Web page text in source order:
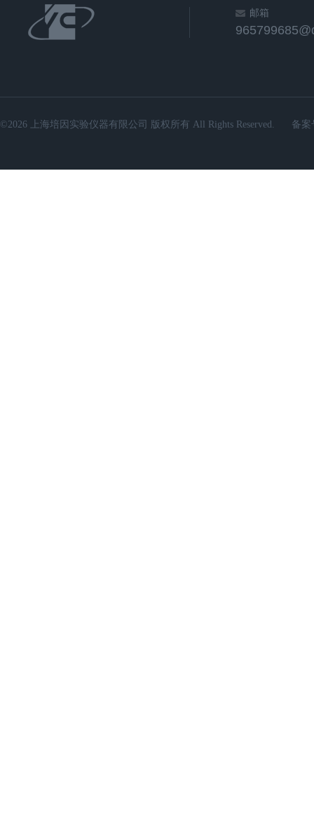
邮箱
©2026 上海培因实验仪器有限公司 版权所有 All Rights Reserved. 备案